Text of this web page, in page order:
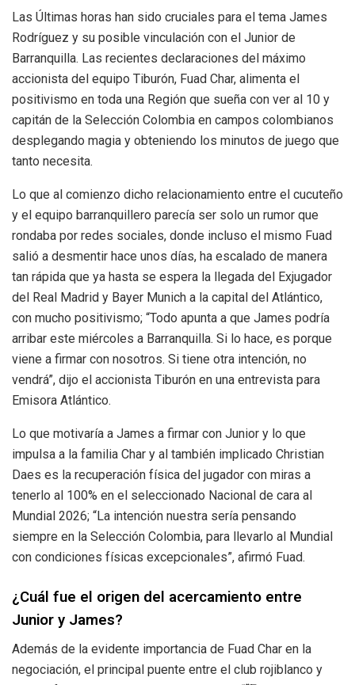
Las Últimas horas han sido cruciales para el tema James
Rodríguez y su posible vinculación con el Junior de
Barranquilla. Las recientes declaraciones del máximo
accionista del equipo Tiburón, Fuad Char, alimenta el
positivismo en toda una Región que sueña con ver al 10 y
capitán de la Selección Colombia en campos colombianos
desplegando magia y obteniendo los minutos de juego que
tanto necesita.
Lo que al comienzo dicho relacionamiento entre el cucuteño
y el equipo barranquillero parecía ser solo un rumor que
rondaba por redes sociales, donde incluso el mismo Fuad
salió a desmentir hace unos días, ha escalado de manera
tan rápida que ya hasta se espera la llegada del Exjugador
del Real Madrid y Bayer Munich a la capital del Atlántico,
con mucho positivismo; “Todo apunta a que James podría
arribar este miércoles a Barranquilla. Si lo hace, es porque
viene a firmar con nosotros. Si tiene otra intención, no
vendrá”, dijo el accionista Tiburón en una entrevista para
Emisora Atlántico.
Lo que motivaría a James a firmar con Junior y lo que
impulsa a la familia Char y al también implicado Christian
Daes es la recuperación física del jugador con miras a
tenerlo al 100% en el seleccionado Nacional de cara al
Mundial 2026; “La intención nuestra sería pensando
siempre en la Selección Colombia, para llevarlo al Mundial
con condiciones físicas excepcionales”, afirmó Fuad.
¿Cuál fue el origen del acercamiento entre
Junior y James?
Además de la evidente importancia de Fuad Char en la
negociación, el principal puente entre el club rojiblanco y